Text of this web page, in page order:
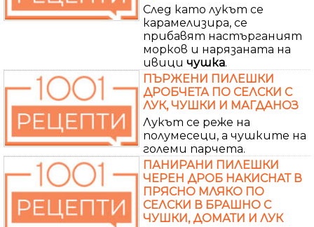
След като лукът се
карамелизира, се
прибавят настърганият
морков и нарязаната на
ивици чушка.
ПЪРЖЕНИ ПИЛЕШКИ
ДРОБЧЕТА ПО СЕЛСКИ С
ЛУК, ЧУШКИ И МАГДАНОЗ
Лукът се реже на
полумесеци, а чушките на
големи парчета.
ПАНИРАНИ ПИЛЕШКИ
ЧЕРЕН ДРОБ НАКИСНАТ В
ПРЯСНО МЛЯКО ПО
СЕЛСКИ В БРАШНО С
ЧУШКИ, ДОМАТИ И ЛУК